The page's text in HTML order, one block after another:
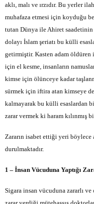
aklı, malı ve ırzıdır. Bu yerler
muhafaza etmesi için koyduğu
tutan Dünya ile Ahiret saadetinin
dolayı İslam şeriatı bu külli
getirmiştir. Kasten adam öldüren
için el kesme, insanların
kimse için ölünceye kadar
sürmek için iftira atan kimseye
kalmayarak bu külli esaslardan
zarar vermek ki haram kılınmış
Zararın isabet ettiği yeri böylece
durulmaktadır.
1 – İnsan Vücuduna Yaptığı
Sigara insan vücuduna zararlı
zarar verdiği mütehassıs